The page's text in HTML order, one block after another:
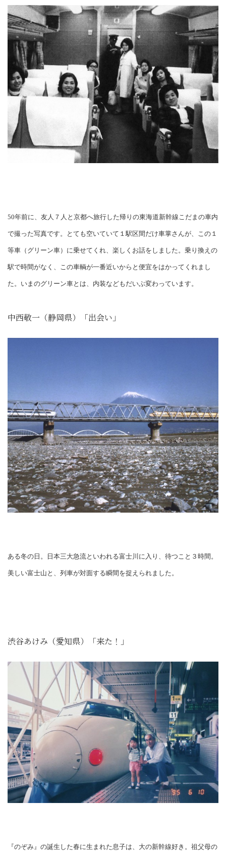
50年前に、友人７人と京都へ旅行した帰りの東海道新幹線こだまの車内
で撮った写真です。とても空いていて１駅区間だけ車掌さんが、この１
等車（グリーン車）に乗せてくれ、楽しくお話をしました。乗り換えの
駅で時間がなく、この車輌が一番近いからと便宜をはかってくれまし
た。いまのグリーン車とは、内装などもだいぶ変わっています。
中西敬一（静岡県）「出会い」
ある冬の日。日本三大急流といわれる富士川に入り、待つこと３時間。
美しい富士山と、列車が対面する瞬間を捉えられました。
渋谷あけみ（愛知県）「来た！」
『のぞみ』の誕生した春に生まれた息子は、大の新幹線好き。祖父母の